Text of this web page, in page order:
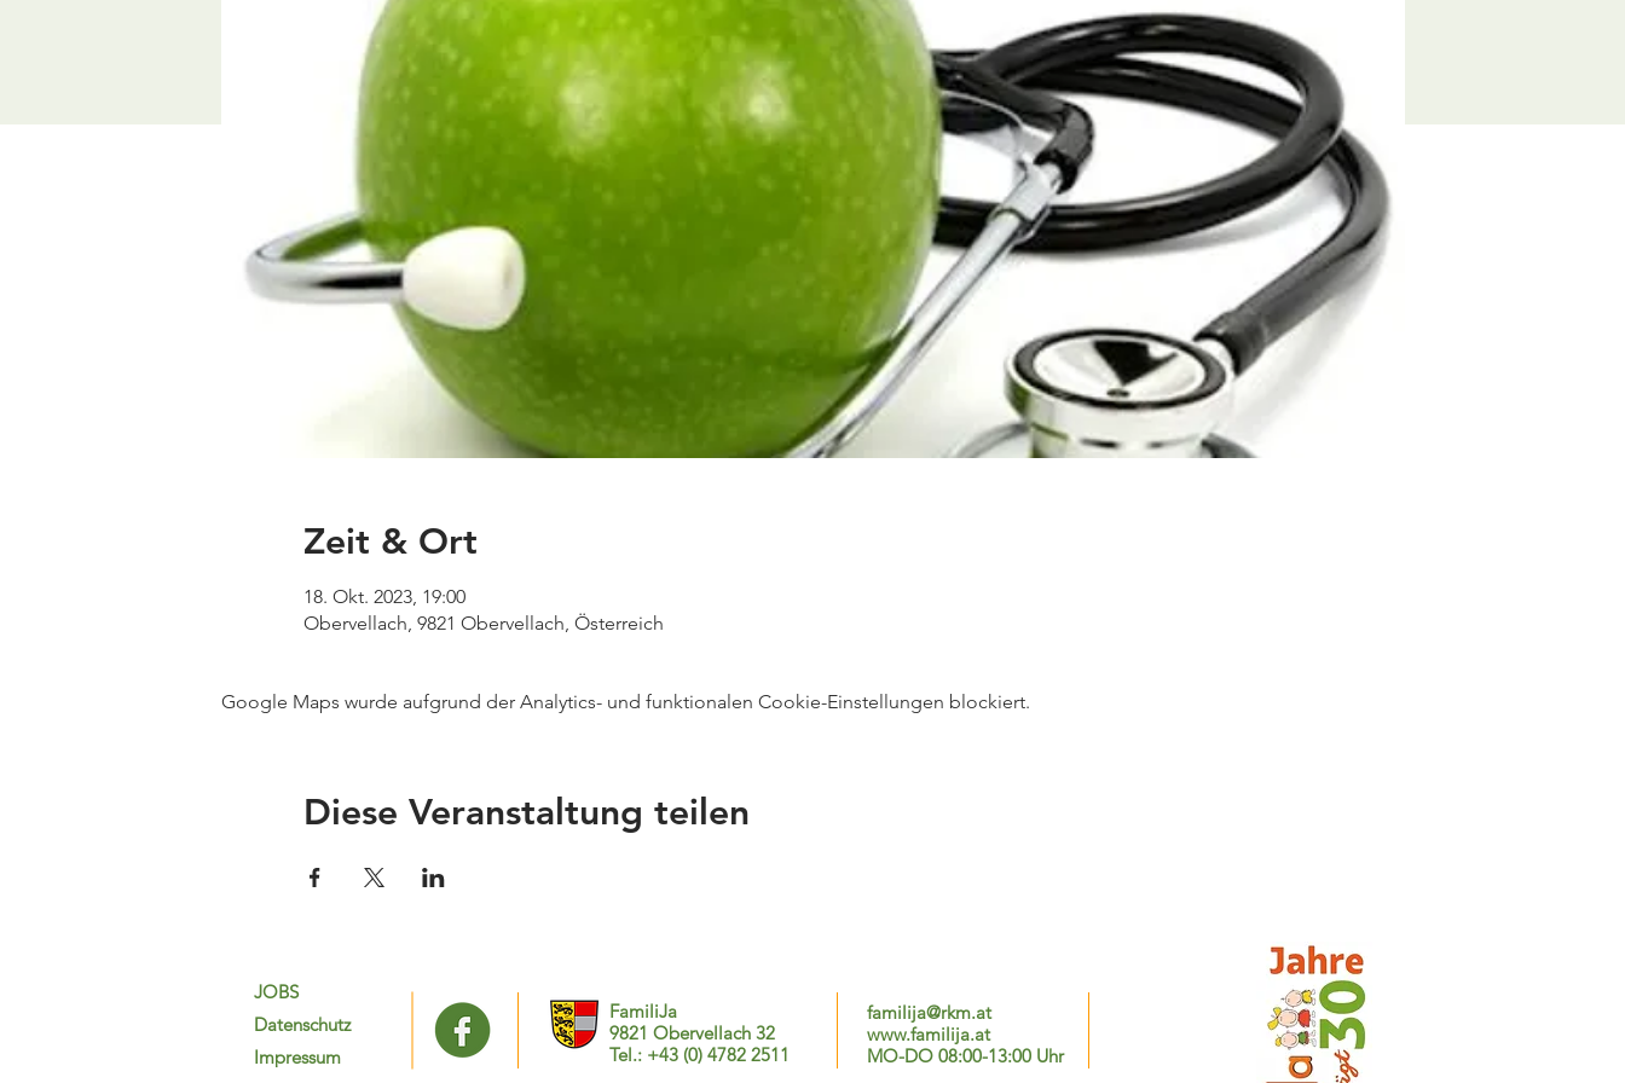
Zeit & Ort
18. Okt. 2023, 19:00
Obervellach, 9821 Obervellach, Österreich
Google Maps wurde aufgrund der Analytics- und funktionalen Cookie-Einstellungen blockiert.
Diese Veranstaltung teilen
JOBS
Datenschutz
Impressum
FamiliJa
9821 Obervellach 32
Tel.: +43 (0) 4782 2511
familija@rkm.at
www.familija.at
MO-DO 08:00-13:00 Uhr